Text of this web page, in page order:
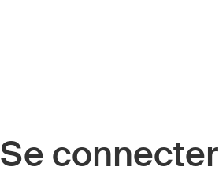
Se connecter